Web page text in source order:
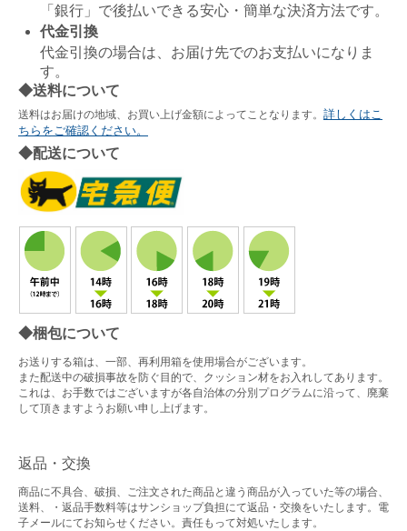
「銀行」で後払いできる安心・簡単な決済方法です。
代金引換
代金引換の場合は、お届け先でのお支払いになりま
す。
◆送料について
送料はお届けの地域、お買い上げ金額によってことなります。 詳しくはこ
ちらをご確認ください。
◆配送について
◆梱包について
お送りする箱は、一部、再利用箱を使用場合がございます。
また配送中の破損事故を防ぐ目的で、クッション材をお入れしてあります。
これは、お手数ではございますが各自治体の分別プログラムに沿って、廃棄
して頂きますようお願い申し上げます。
返品・交換
商品に不具合、破損、ご注文された商品と違う商品が入っていた等の場合、
送料、・返品手数料等はサンショップ負担にて返品・交換をいたします。電
子メールにてお知らせください。責任もって対処いたします。